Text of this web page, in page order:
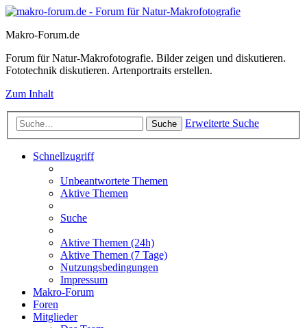
Makro-Forum.de
Forum für Natur-Makrofotografie. Bilder zeigen und diskutieren.
Fototechnik diskutieren. Artenportraits erstellen.
Zum Inhalt
Suche Erweiterte Suche
Schnellzugriff
Unbeantwortete Themen
Aktive Themen
Suche
Aktive Themen (24h)
Aktive Themen (7 Tage)
Nutzungsbedingungen
Impressum
Makro-Forum
Foren
Mitglieder